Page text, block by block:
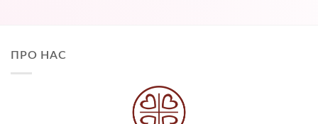
ПРО НАС